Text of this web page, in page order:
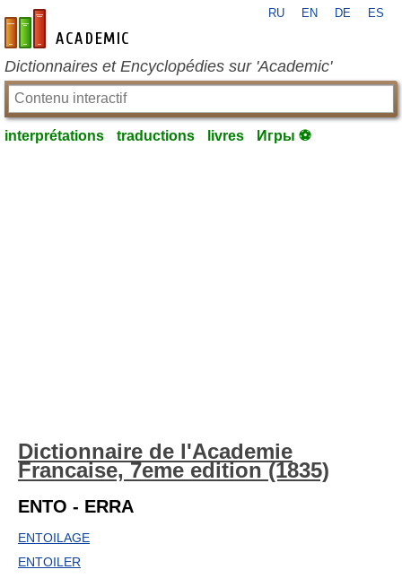
fr-academic.com
RU EN DE ES
Dictionnaires et Encyclopédies sur 'Academic'
interprétations traductions livres Игры ⚽
Dictionnaire de l'Academie
Francaise, 7eme edition (1835)
ENTO - ERRA
ENTOILAGE
ENTOILER